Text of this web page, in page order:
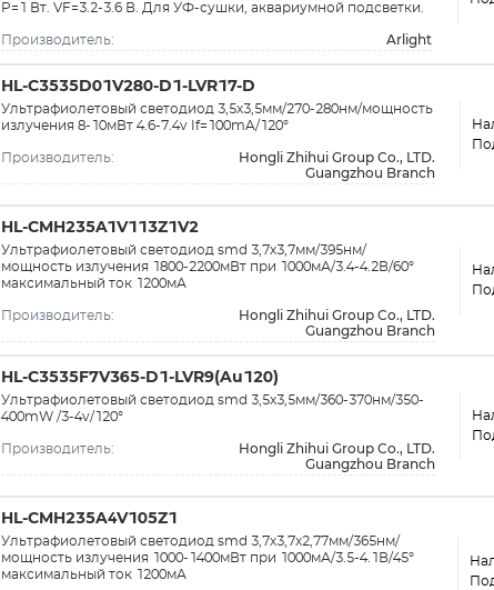
P=1 Вт. VF=3.2-3.6 В. Для УФ-сушки, аквариумной подсветки.
Производитель: Arlight
HL-C3535D01V280-D1-LVR17-D
Ультрафиолетовый светодиод 3,5х3,5мм/270-280нм/мощность
излучения 8-10мВт 4.6-7.4v If=100mA/120°
Производитель:
Hongli Zhihui Group Co., LTD.
Guangzhou Branch
HL-CMH235A1V113Z1V2
Ультрафиолетовый светодиод smd 3,7х3,7мм/395нм/
мощность излучения 1800-2200мВт при 1000мА/3.4-4.2В/60°
максимальный ток 1200мА
Производитель:
Hongli Zhihui Group Co., LTD.
Guangzhou Branch
HL-C3535F7V365-D1-LVR9(Au120)
Ультрафиолетовый светодиод smd 3,5х3,5мм/360-370нм/350-
400mW /3-4v/120°
Производитель:
Hongli Zhihui Group Co., LTD.
Guangzhou Branch
HL-CMH235A4V105Z1
Ультрафиолетовый светодиод smd 3,7х3,7x2,77мм/365нм/
мощность излучения 1000-1400мВт при 1000мА/3.5-4.1В/45°
максимальный ток 1200мА